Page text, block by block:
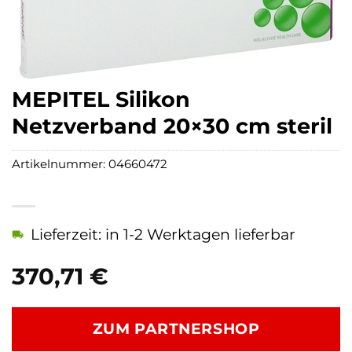
MEPITEL Silikon
Netzverband 20×30 cm steril
370,71 €
Lieferzeit: in 1-2 Werktagen lieferbar
ZUM PARTNERSHOP
Artikelnummer: 04660472